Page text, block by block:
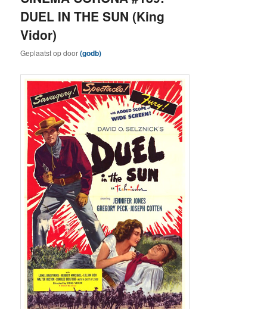
DUEL IN THE SUN (King
Vidor)
Geplaatst opdoor(godb)